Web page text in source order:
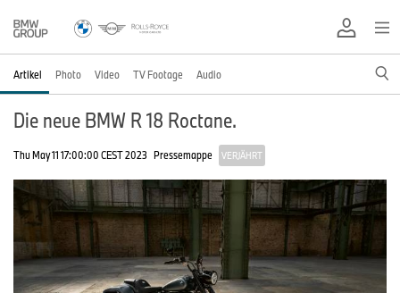
Artikel Photo Video TV Footage Audio
Die neue BMW R 18 Roctane.
Thu May 11 17:00:00 CEST 2023 Pressemappe VERJÄHRT